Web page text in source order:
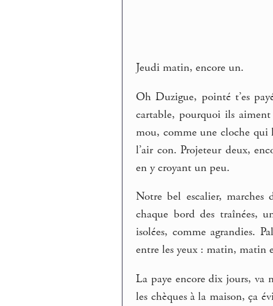
Jeudi matin, encore un.
Oh Duzigue, pointé t’es
cartable, pourquoi ils
mou, comme une cloche
l’air con. Projeteur deux,
en y croyant un peu.
Notre bel escalier, marches
chaque bord des traînées,
isolées, comme agrandies.
entre les yeux : matin, matin
La paye encore dix jours, va
les chèques à la maison, ça